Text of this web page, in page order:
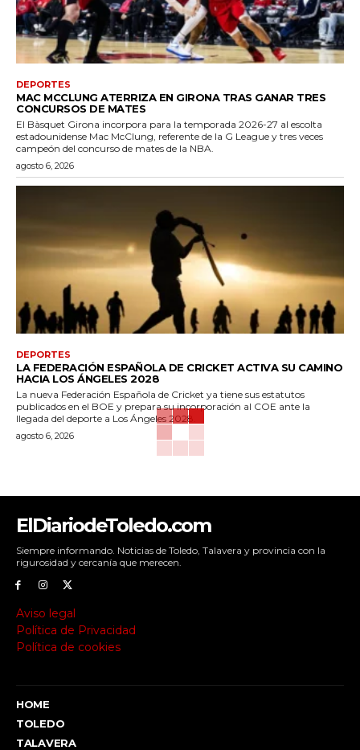
DEPORTES
MAC MCCLUNG ATERRIZA EN GIRONA TRAS GANAR TRES
CONCURSOS DE MATES
El Bàsquet Girona incorpora para la temporada 2026-27 al escolta
estadounidense Mac McClung, referente de la G League y tres veces
campeón del concurso de mates de la NBA.
agosto 6, 2026
DEPORTES
LA FEDERACIÓN ESPAÑOLA DE CRICKET ACTIVA SU CAMINO
HACIA LOS ÁNGELES 2028
La nueva Federación Española de Cricket ya tiene sus estatutos
publicados en el BOE y prepara su incorporación al COE ante la
llegada del deporte a Los Ángeles 2028.
agosto 6, 2026
ElDiariodeToledo.com
Siempre informando. Noticias de Toledo, Talavera y provincia con la
rigurosidad y cercanía que merecen.
Aviso legal
Política de Privacidad
Política de cookies
HOME
TOLEDO
TALAVERA